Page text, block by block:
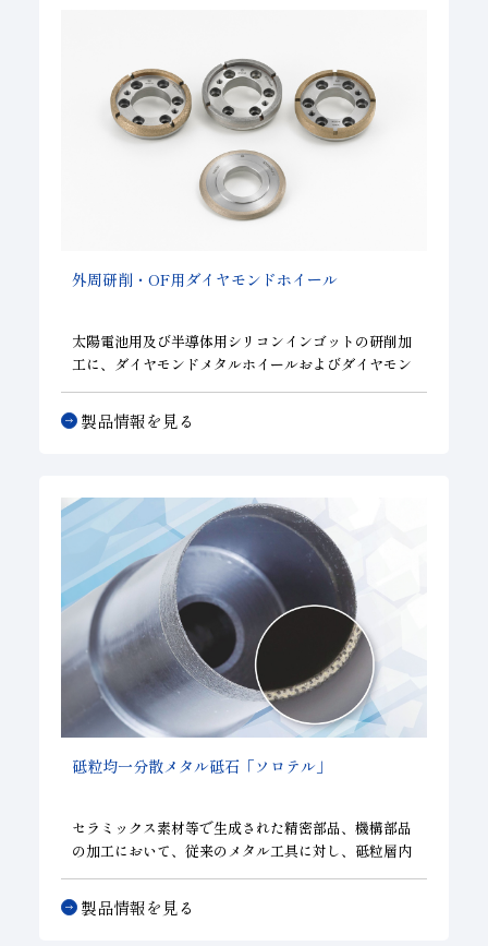
外周研削・ OF用ダイヤモンドホイール
太陽電池用及び半導体用シリコンインゴットの研削加
工に、ダイヤモンドメタルホイールおよびダイヤモン
ドレジンホイールが使用されます。様々な分野で培わ
れた実績をもとに、お客様のニーズや保有マシンにあ
ったホイールをご提供します。
製品情報を見る
砥粒均一分散メタル砥石「ソロテル」
セラミックス素材等で生成された精密部品、機構部品
の加工において、従来のメタル工具に対し、砥粒層内
の砥粒を均一に分散させる技術によって、長寿命であ
りながら切れ味を向上させる事が可能となりました。
さらに砥粒層の超薄刃化により、硬脆性材料他、特殊
製品情報を見る